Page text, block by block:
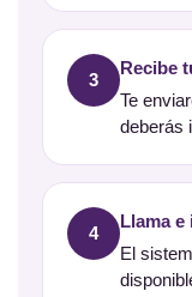
3
Recibe
Te
deberás
4
Llama
El